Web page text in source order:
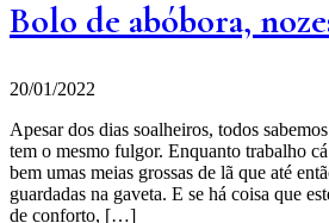
Bolo de abóbora,
20/01/2022
Apesar dos dias soalheiros, todos
tem o mesmo fulgor. Enquanto trabalho
bem umas meias grossas de lã que até
guardadas na gaveta. E se há coisa que
de conforto, […]